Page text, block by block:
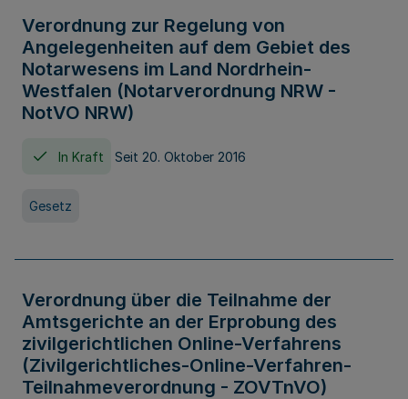
Verordnung zur Regelung von
Angelegenheiten auf dem Gebiet des
Notarwesens im Land Nordrhein-
Westfalen (Notarverordnung NRW -
NotVO NRW)
In Kraft Seit 20. Oktober 2016
Gesetz
Verordnung über die Teilnahme der
Amtsgerichte an der Erprobung des
zivilgerichtlichen Online-Verfahrens
(Zivilgerichtliches-Online-Verfahren-
Teilnahmeverordnung - ZOVTnVO)